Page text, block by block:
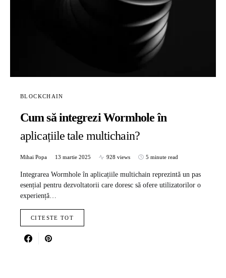
BLOCKCHAIN
Cum să integrezi Wormhole în
aplicațiile tale multichain?
Mihai Popa 13 martie 2025 928 views 5 minute read
Integrarea Wormhole în aplicațiile multichain reprezintă un pas
esențial pentru dezvoltatorii care doresc să ofere utilizatorilor o
experiență…
CITESTE TOT